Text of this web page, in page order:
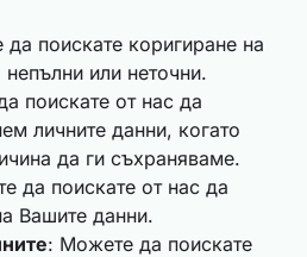
поискате коригиране на
или неточни.
поискате от нас да
личните данни, когато
да ги съхраняваме.
да поискате от нас да
Вашите данни.
: Можете да поискате